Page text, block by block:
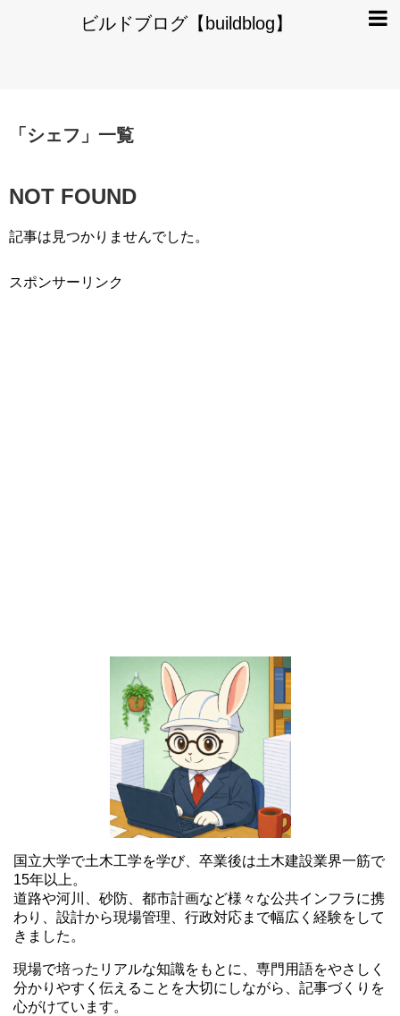
ビルドブログ【buildblog】
「 シェフ 」 一覧
NOT FOUND
記事は見つかりませんでした。
スポンサーリンク
国立大学で土木工学を学び、卒業後は土木建設業界一筋で
15年以上。
道路や河川、砂防、都市計画など様々な公共インフラに携
わり、設計から現場管理、行政対応まで幅広く経験をして
きました。
現場で培ったリアルな知識をもとに、専門用語をやさしく
分かりやすく伝えることを大切にしながら、記事づくりを
心がけています。